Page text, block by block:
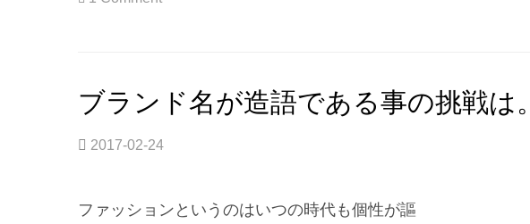
理
由
ブランド名が造語である事の挑戦は。
2017-02-24
ファッションというのはいつの時代も個性が謳